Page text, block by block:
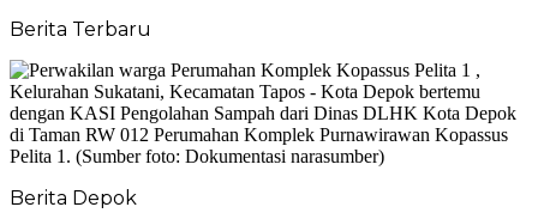
Berita Terbaru
Berita Depok